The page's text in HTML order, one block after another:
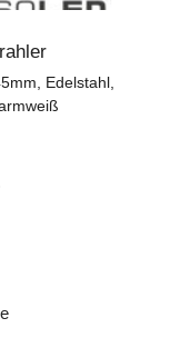
Edelstahl,